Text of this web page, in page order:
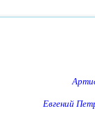
Евгений